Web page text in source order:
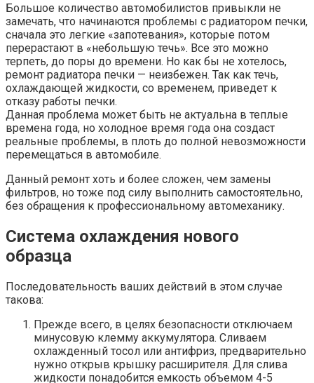
Большое количество автомобилистов привыкли не
замечать, что начинаются проблемы с радиатором печки,
сначала это легкие «запотевания», которые потом
перерастают в «небольшую течь». Все это можно
терпеть, до поры до времени. Но как бы не хотелось,
ремонт радиатора печки — неизбежен. Так как течь,
охлаждающей жидкости, со временем, приведет к
отказу работы печки.
Данная проблема может быть не актуальна в теплые
времена года, но холодное время года она создаст
реальные проблемы, в плоть до полной невозможности
перемещаться в автомобиле.
Данный ремонт хоть и более сложен, чем замены
фильтров, но тоже под силу выполнить самостоятельно,
без обращения к профессиональному автомеханику.
Система охлаждения нового
образца
Последовательность ваших действий в этом случае
такова:
Прежде всего, в целях безопасности отключаем
минусовую клемму аккумулятора. Сливаем
охлажденный тосол или антифриз, предварительно
нужно открыв крышку расширителя. Для слива
жидкости понадобится емкость объемом 4-5